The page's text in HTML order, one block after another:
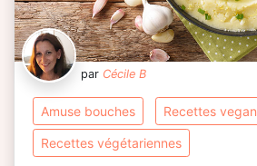
par Cécile B
amuse bouches recettes vegan
recettes végétariennes